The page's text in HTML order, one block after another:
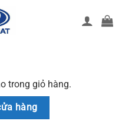
trong giỏ hàng.
hàng